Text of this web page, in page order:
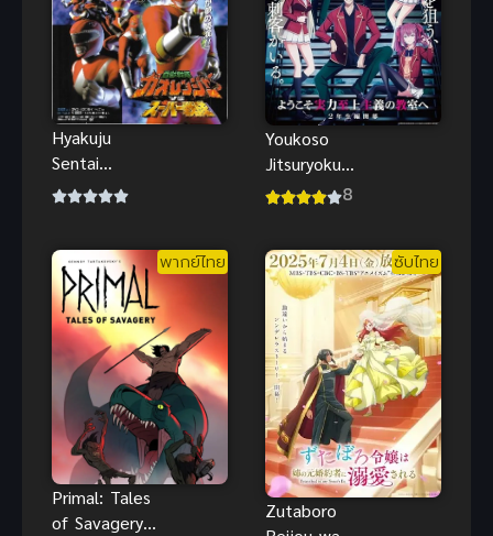
Hyakuju
Sentai
Gaoranger ศึก
สรรพสัตว์ กา
โอเรนเจอร์
Youkoso
Jitsuryoku
Shijou Shugi
4th ขอ
ต้อนรับสู่
ห้องเรียนนิยม
(เฉพาะ) ยอด
คน ภาค 4 ซับ
ไทย
8
พากย์ไทย
Primal: Tales
of Savagery
ซับไทย
Zutaboro